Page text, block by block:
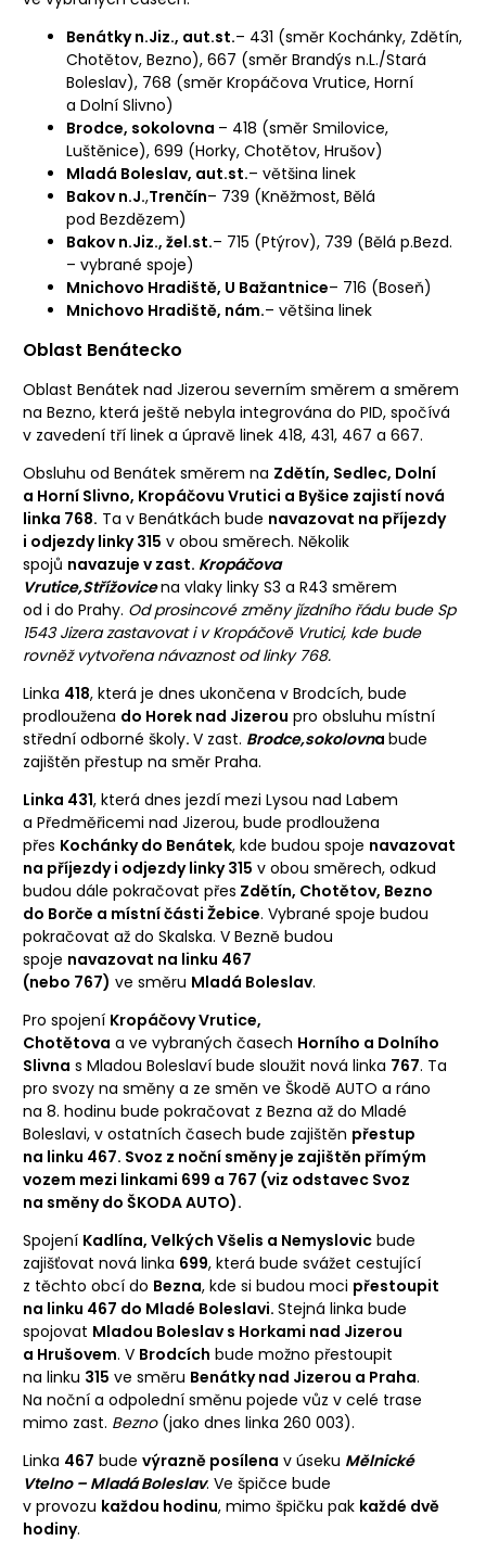
Benátky n.Jiz., aut.st.– 431 (směr Kochánky, Zdětín,
Chotětov, Bezno), 667 (směr Brandýs n.L./Stará
Boleslav), 768 (směr Kropáčova Vrutice, Horní
a Dolní Slivno)
Brodce, sokolovna – 418 (směr Smilovice,
Luštěnice), 699 (Horky, Chotětov, Hrušov)
Mladá Boleslav, aut.st.– většina linek
Bakov n.J.,Trenčín– 739 (Kněžmost, Bělá
pod Bezdězem)
Bakov n.Jiz., žel.st.– 715 (Ptýrov), 739 (Bělá p.Bezd.
– vybrané spoje)
Mnichovo Hradiště, U Bažantnice– 716 (Boseň)
Mnichovo Hradiště, nám.– většina linek
Oblast Benátecko
Oblast Benátek nad Jizerou severním směrem a směrem
na Bezno, která ještě nebyla integrována do PID, spočívá
v zavedení tří linek a úpravě linek 418, 431, 467 a 667.
Obsluhu od Benátek směrem na Zdětín, Sedlec, Dolní
a Horní Slivno, Kropáčovu Vrutici a Byšice zajistí nová
linka 768. Ta v Benátkách bude navazovat na příjezdy
i odjezdy linky 315 v obou směrech. Několik
spojů navazuje v zast. Kropáčova
Vrutice,Střížovicena vlaky linky S3 a R43 směrem
od i do Prahy. Od prosincové změny jízdního řádu bude Sp
1543 Jizera zastavovat i v Kropáčově Vrutici, kde bude
rovněž vytvořena návaznost od linky 768.
Linka 418, která je dnes ukončena v Brodcích, bude
prodloužena do Horek nad Jizerou pro obsluhu místní
střední odborné školy. V zast. Brodce,sokolovna bude
zajištěn přestup na směr Praha.
Linka 431, která dnes jezdí mezi Lysou nad Labem
a Předměřicemi nad Jizerou, bude prodloužena
přes Kochánky do Benátek, kde budou spoje navazovat
na příjezdy i odjezdy linky 315 v obou směrech, odkud
budou dále pokračovat přes Zdětín, Chotětov, Bezno
do Borče a místní části Žebice. Vybrané spoje budou
pokračovat až do Skalska. V Bezně budou
spoje navazovat na linku 467
(nebo 767) ve směru Mladá Boleslav.
Pro spojení Kropáčovy Vrutice,
Chotětova a ve vybraných časech Horního a Dolního
Slivna s Mladou Boleslaví bude sloužit nová linka 767. Ta
pro svozy na směny a ze směn ve Škodě AUTO a ráno
na 8. hodinu bude pokračovat z Bezna až do Mladé
Boleslavi, v ostatních časech bude zajištěn přestup
na linku 467. Svoz z noční směny je zajištěn přímým
vozem mezi linkami 699 a 767 (viz odstavec Svoz
na směny do ŠKODA AUTO).
Spojení Kadlína, Velkých Všelis a Nemyslovic bude
zajišťovat nová linka 699, která bude svážet cestující
z těchto obcí do Bezna, kde si budou moci přestoupit
na linku 467 do Mladé Boleslavi. Stejná linka bude
spojovat Mladou Boleslav s Horkami nad Jizerou
a Hrušovem. V Brodcích bude možno přestoupit
na linku 315 ve směru Benátky nad Jizerou a Praha.
Na noční a odpolední směnu pojede vůz v celé trase
mimo zast. Bezno(jako dnes linka 260 003).
Linka 467 bude výrazně posílena v úseku Mělnické
Vtelno – Mladá Boleslav. Ve špičce bude
v provozu každou hodinu, mimo špičku pak každé dvě
hodiny.